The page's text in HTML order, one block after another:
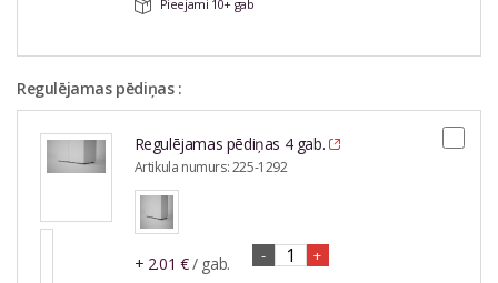
Pieejami 10+gab
Regulējamas pēdiņas :
Regulējamas pēdiņas 4 gab.
Artikula numurs:225-1292
+ 2.01 €/ gab. - +